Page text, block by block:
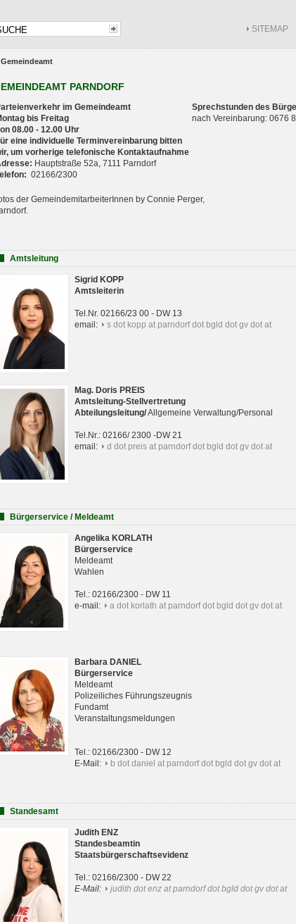
SITEMAP
Gemeindeamt
PARNDORF
im Gemeindeamt
bis Freitag
08.00 - 12.00 Uhr
eine individuelle Terminvereinbarung bitten
um vorherige telefonische Kontaktaufnahme
Hauptstraße 52a, 7111 Parndorf
02166/2300
Sprechstunden des
nach Vereinbarung: 0676
der GemeindemitarbeiterInnen by Connie Perger,
Amtsleitung
Sigrid KOPP
Amtsleiterin
Tel.Nr. 02166/23 00 - DW 13
email:
s dot kopp at parndorf dot bgld dot gv dot at
Mag. Doris PREIS
Amtsleitung-Stellvertretung
Abteilungsleitung/Allgemeine Verwaltung/Personal
Tel.Nr.: 02166/ 2300 -DW 21
email:
d dot preis at parndorf dot bgld dot gv dot at
Bürgerservice / Meldeamt
Angelika KORLATH
Bürgerservice
Meldeamt
Wahlen
Tel.: 02166/2300 - DW 11
e-mail:
a dot korlath at parndorf dot bgld dot gv dot at
Barbara DANIEL
Bürgerservice
Meldeamt
Polizeiliches Führungszeugnis
Fundamt
Veranstaltungsmeldungen
Tel.: 02166/2300 - DW 12
E-Mail:
b dot daniel at parndorf dot bgld dot gv dot at
Standesamt
Judith ENZ
Standesbeamtin
Staatsbürgerschaftsevidenz
Tel.: 02166/2300 - DW 22
E-Mail:
judith dot enz at parndorf dot bgld dot gv dot at